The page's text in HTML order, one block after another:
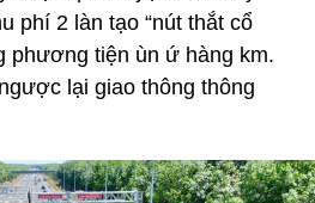
phí 2 làn tạo “nút thắt cổ
phương tiện ùn ứ hàng km.
lại giao thông thông